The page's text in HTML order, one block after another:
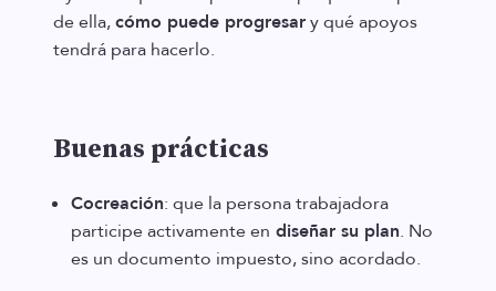
de ella,cómo puede progresary qué apoyos
tendrá para hacerlo.
Buenas prácticas
Cocreación: que la persona trabajadora
participe activamente en diseñar su plan. No
es un documento impuesto, sino acordado.